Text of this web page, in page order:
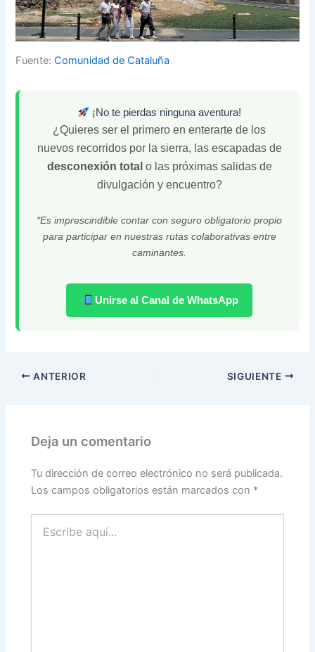
Fuente:Comunidad de Cataluña
¡No te pierdas ninguna aventura!
¿Quieres ser el primero en enterarte de los
nuevos recorridos por la sierra, las escapadas de
desconexión total o las próximas salidas de
divulgación y encuentro?
*Es imprescindible contar con seguro obligatorio propio
para participar en nuestras rutas colaborativas entre
caminantes.
Unirse al Canal de WhatsApp
ANTERIOR SIGUIENTE
Deja un comentario
Tu dirección de correo electrónico no será publicada.
Los campos obligatorios están marcados con *
aquí...